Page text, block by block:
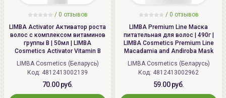
/ 0 отзывов
LIMBA Activator Активатор роста
волос с комплексом витаминов
группы В | 50мл | LIMBA
Cosmetics Activator Vitamin B
LIMBA Cosmetics (Беларусь)
Код: 4812413002139
70.00 руб.
/ 0 отзывов
LIMBA Premium Line Маска
питательная для волос | 490г |
LIMBA Cosmetics Premium Line
Macadamia and Andiroba Mask
LIMBA Cosmetics (Беларусь)
Код: 4812413002962
59.00 руб.